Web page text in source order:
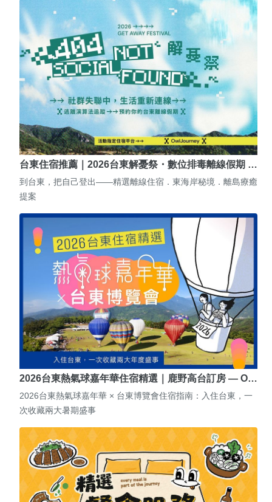
台東住宿推薦｜2026台東解憂祭・數位排毒離線假期 …
到台東，把自己登出——精選離線住宿．東海岸秘境．離島療癒
提案
2026台東熱氣球嘉年華住宿精選｜鹿野高台訂房 — O…
2026台東熱氣球嘉年華 × 台東博覽會住宿指南：入住台東，一
次收藏兩大暑期盛事